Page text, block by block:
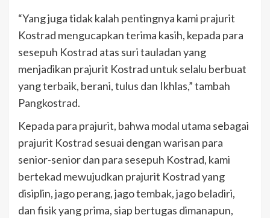
“Yang juga tidak kalah pentingnya kami prajurit
Kostrad mengucapkan terima kasih, kepada para
sesepuh Kostrad atas suri tauladan yang
menjadikan prajurit Kostrad untuk selalu berbuat
yang terbaik, berani, tulus dan Ikhlas,” tambah
Pangkostrad.
Kepada para prajurit, bahwa modal utama sebagai
prajurit Kostrad sesuai dengan warisan para
senior-senior dan para sesepuh Kostrad, kami
bertekad mewujudkan prajurit Kostrad yang
disiplin, jago perang, jago tembak, jago beladiri,
dan fisik yang prima, siap bertugas dimanapun,